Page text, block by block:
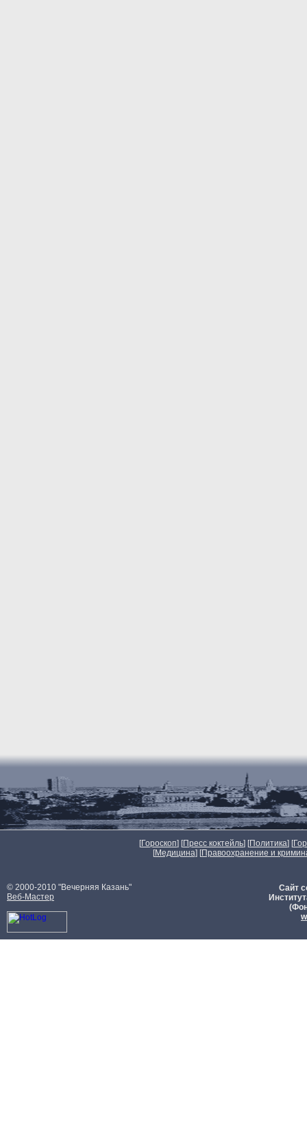
[Гороскоп] [Пресс коктейль] [Политика] [
[Медицина] [Правоохранение и
© 2000-2010 "Вечерняя Казань"
Веб-Мастер
Сайт